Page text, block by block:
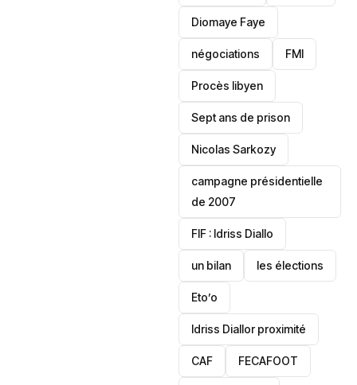
Diomaye Faye
négociations FMI
Procès libyen
Sept ans de prison
Nicolas Sarkozy
campagne présidentielle
de 2007
‎FIF : Idriss Diallo
un bilan les élections
Eto’o
Idriss Diallor proximité
CAF FECAFOOT